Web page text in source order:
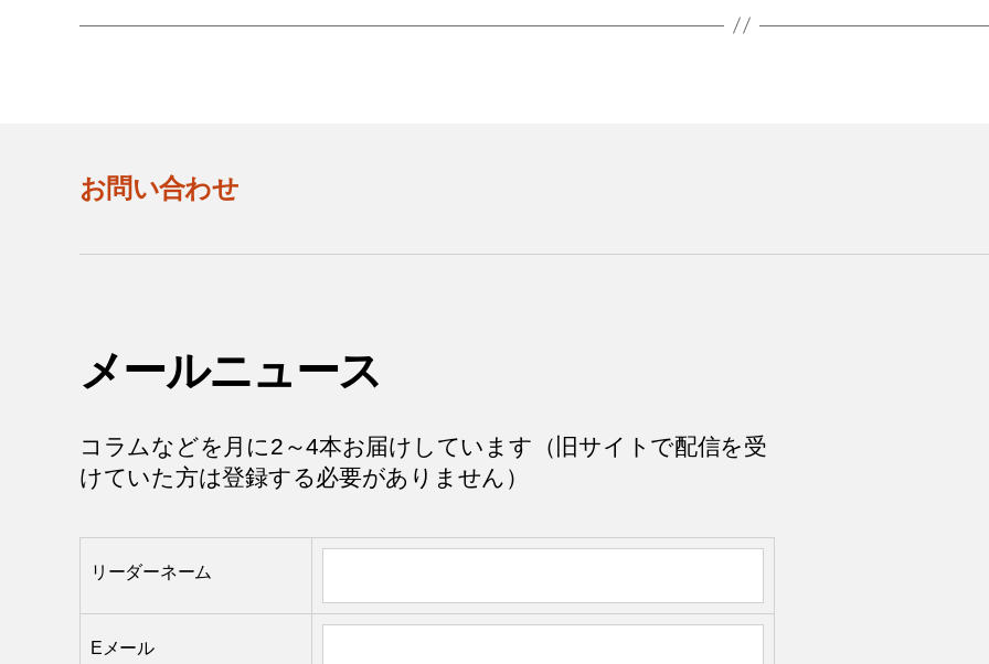
お問い合わせ
メールニュース
コラムなどを月に2～4本お届けしています（旧サイトで配信を受
けていた方は登録する必要がありません）
リーダーネーム
Eメール